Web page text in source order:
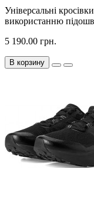
Універсальні
використанню
5 190.00 грн.
В корзину